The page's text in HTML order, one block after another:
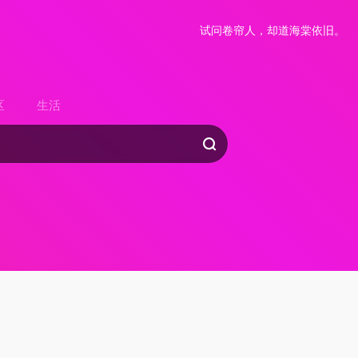
试问卷帘人，却道海棠依旧。
生活